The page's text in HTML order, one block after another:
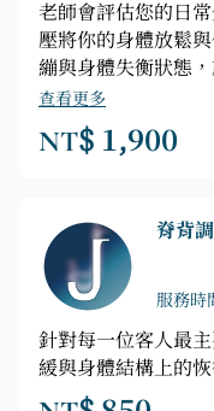
老師會評估您的日
壓將你的身體放鬆
繃與身體失衡狀態
構逐漸調整至最佳
扭傷或是挫傷，請
查看更多
NT$ 1,900
脊背
服務時
針對每一位客人最
緩與身體結構上的恢